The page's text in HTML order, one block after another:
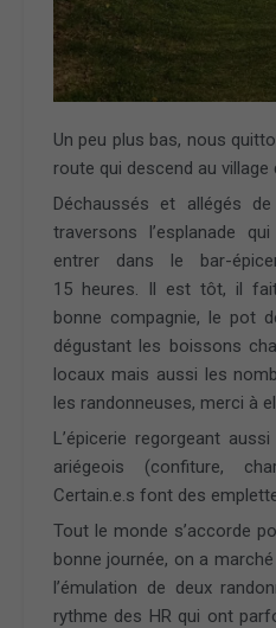
Un peu plus bas, nous
route qui descend au village
Déchaussés et allégés
traversons l’esplanade
entrer dans le bar-
15 heures. Il est tôt, il
bonne compagnie, le pot
dégustant les boissons
locaux mais aussi les
les randonneuses, merci à
L’épicerie regorgeant
ariégeois (confiture,
Certain.e.s font des
Tout le monde s’accorde
bonne journée, on a
l’émulation de deux
rythme des HR qui ont